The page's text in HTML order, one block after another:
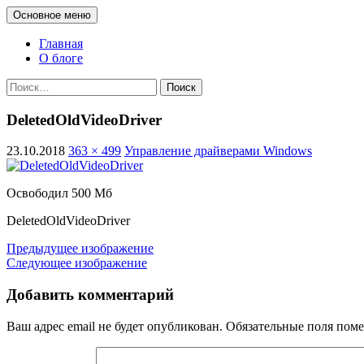
Перейти
к
содержимому
administra.top
Поиск
Основное меню
Главная
О блоге
Найти:
DeletedOldVideoDriver
23.10.2018 363 × 499 Управление драйверами Windows
Освободил 500 Мб
DeletedOldVideoDriver
Предыдущее изображение
Следующее изображение
Добавить комментарий
Ваш адрес email не будет опубликован. Обязательные поля